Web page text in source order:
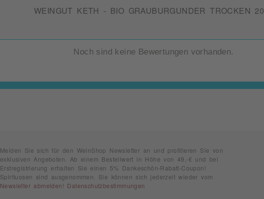
WEINGUT KETH - BIO GRAUBURGUNDER TROCKEN
Noch sind keine Bewertungen vorhanden.
Melden Sie sich für den WeinShop Newsletter an und profitieren Sie von
exklusiven Angeboten. Ab einem Bestellwert in Höhe von 49,-€ und bei
Erstregistrierung erhalten Sie einen 5% Dankeschön-Rabatt-Coupon!
Spirituosen sind ausgenommen. Sie können sich jederzeit wieder vom
Newsletter abmelden ! Datenschutzbestimmungen